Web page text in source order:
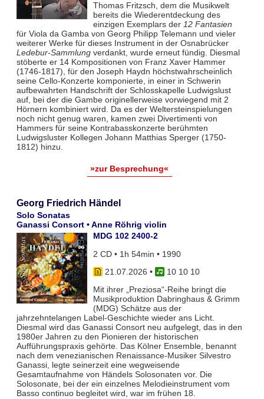
Thomas Fritzsch, dem die Musikwelt
bereits die Wiederentdeckung des
einzigen Exemplars der 12 Fantasien
für Viola da Gamba von Georg Philipp Telemann und vieler
weiterer Werke für dieses Instrument in der Osnabrücker
Ledebur-Sammlungverdankt, wurde erneut fündig. Diesmal
stöberte er 14 Kompositionen von Franz Xaver Hammer
(1746-1817), für den Joseph Haydn höchstwahrscheinlich
seine Cello-Konzerte komponierte, in einer in Schwerin
aufbewahrten Handschrift der Schlosskapelle Ludwigslust
auf, bei der die Gambe originellerweise vorwiegend mit 2
Hörnern kombiniert wird. Da es der Weltersteinspielungen
noch nicht genug waren, kamen zwei Divertimenti von
Hammers für seine Kontrabasskonzerte berühmten
Ludwigsluster Kollegen Johann Matthias Sperger (1750-
1812) hinzu.
»zur Besprechung«
Georg Friedrich Händel
Solo Sonatas
Ganassi Consort • Anne Röhrig violin
MDG 102 2400-2
2 CD • 1h 54min • 1990
21.07.2026 •
10 10 10
Mit ihrer „Preziosa“-Reihe bringt die
Musikproduktion Dabringhaus & Grimm
(MDG) Schätze aus der
jahrzehntelangen Label-Geschichte wieder ans Licht.
Diesmal wird das Ganassi Consort neu aufgelegt, das in den
1980er Jahren zu den Pionieren der historischen
Aufführungspraxis gehörte. Das Kölner Ensemble, benannt
nach dem venezianischen Renaissance-Musiker Silvestro
Ganassi, legte seinerzeit eine wegweisende
Gesamtaufnahme von Händels Solosonaten vor. Die
Solosonate, bei der ein einzelnes Melodieinstrument vom
Basso continuo begleitet wird, war im frühen 18.